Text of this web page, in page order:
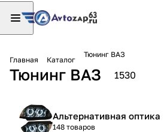
Главная Каталог
Тюнинг ВАЗ
Тюнинг ВАЗ 1530
Альтернативная оптика
148 товаров